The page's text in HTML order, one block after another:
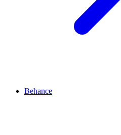
Behance